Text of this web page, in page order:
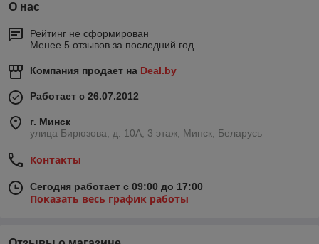
О нас
Рейтинг не сформирован
Менее 5 отзывов за последний год
Компания продает на Deal.by
Работает с 26.07.2012
г. Минск
улица Бирюзова, д. 10А, 3 этаж, Минск, Беларусь
Контакты
Сегодня работает с 09:00 до 17:00
Показать весь график работы